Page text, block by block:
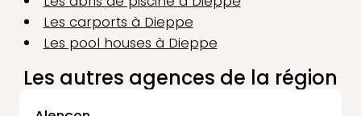
Les carports à Dieppe
Les pool houses à Dieppe
Les autres agences de la région